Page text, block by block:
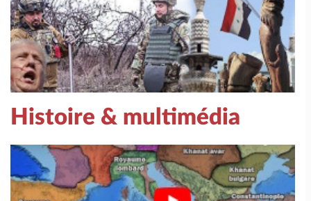
Histoire & multimédia